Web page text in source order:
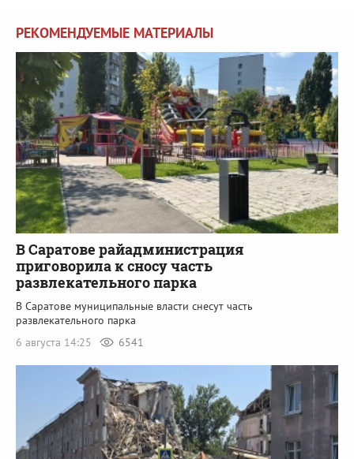
РЕКОМЕНДУЕМЫЕ МАТЕРИАЛЫ
В Саратове райадминистрация
приговорила к сносу часть
развлекательного парка
В Саратове муниципальные власти снесут часть
развлекательного парка
6 августа 14:25
6541